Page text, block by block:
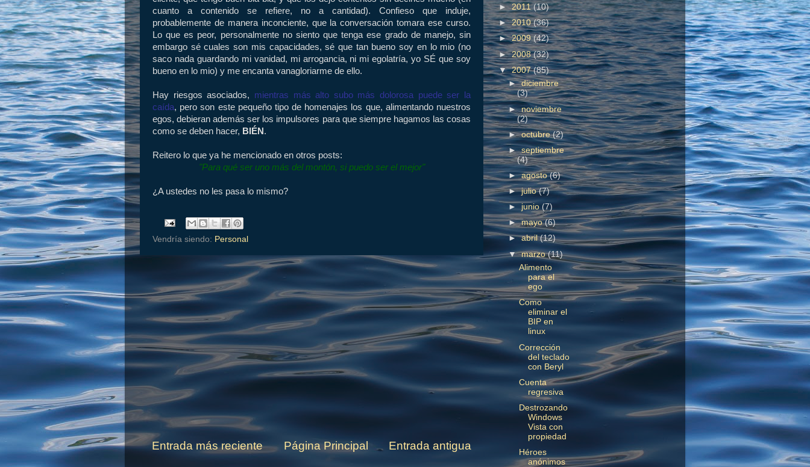
cuanto a contenido se refiere, no a cantidad). Confieso que induje,
probablemente de manera inconciente, que la conversación tomara ese curso.
Lo que es peor, personalmente no siento que tenga ese grado de manejo, sin
embargo sé cuales son mis capacidades, sé que tan bueno soy en lo mio (no
saco nada guardando mi vanidad, mi arrogancia, ni mi egolatría, yo SÉ que soy
bueno en lo mio) y me encanta vanagloriarme de ello.
Hay riesgos asociados, mientras más alto subo más dolorosa puede ser la
caída, pero son este pequeño tipo de homenajes los que, alimentando nuestros
egos, debieran además ser los impulsores para que siempre hagamos las cosas
como se deben hacer, BIÉN .
Reitero lo que ya he mencionado en otros posts:
"Para qué ser uno más del montón, si puedo ser el mejor"
¿A ustedes no les pasa lo mismo?
Vendría siendo: Personal
Entrada más reciente Entrada antigua
Página Principal
►2011(10)
►2010(36)
►2009(42)
►2008(32)
▼2007(85)
►diciembre
(3)
►noviembre
(2)
►octubre(2)
►septiembre
(4)
►agosto(6)
►julio(7)
►junio(7)
►mayo(6)
►abril(12)
▼marzo(11)
Alimento
para el
ego
Como
eliminar el
BIP en
linux
Corrección
del teclado
con Beryl
Cuenta
regresiva
Destrozando
Windows
Vista con
propiedad
Héroes
anónimos